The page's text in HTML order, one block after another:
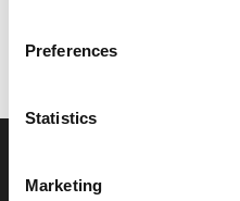
Preferences
Statistics
Marketing
Vi oplever i øjeblikket store og
Derfor kan der i enkelte tilfælde
INFORMATIONER